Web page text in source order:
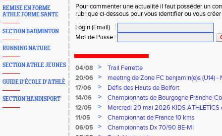
REMISE EN FORME
ATHLE FORME SANTE
SECTION BADMINTON
RUNNING NATURE
SECTION ATHLE JEUNES
GUIDE D'ÉCOLE D'ATHLÈ
SECTION HANDISPORT
Pour commenter une actualité il faut posséder un
rubrique ci-dessous pour vous identifier ou vous
Login (Email)
:
Mot de Passe :
04/08 >
Trail Ferrette
20/06
>
meeting de Zone FC benjamin(e)s (U14) -
17/06
>
Défis des Hauts de Belfort
14/06
>
Championnats de Bourgogne Franche-
Florentin, le 14 juin 2026
12/05 >
Mercredi 20 mai 2026 KIDS ATHLETICS
11/05
>
Championnat de France 10 kms
06/05
>
Championnats Dx 70/90 BE-MI